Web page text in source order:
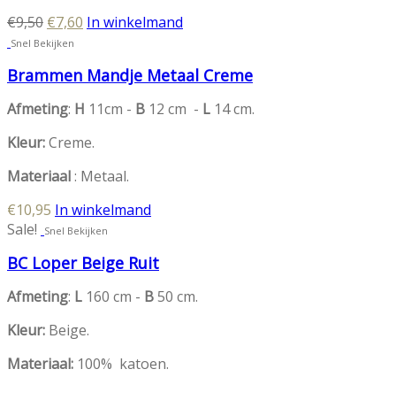
€9,50 Oorspronkelijke
prijs
€9,50.
€7,60 Huidige
€7,60.
In winkelmand
Snel Bekijken
Brammen Mandje Metaal Creme
Afmeting: H 11cm - B 12 cm - L 14 cm.
Kleur:Creme.
Materiaal: Metaal.
€10,95 In winkelmand
Sale!
Snel Bekijken
BC Loper Beige Ruit
Afmeting: L 160 cm - B50 cm.
Kleur: Beige.
Materiaal: 100% katoen.